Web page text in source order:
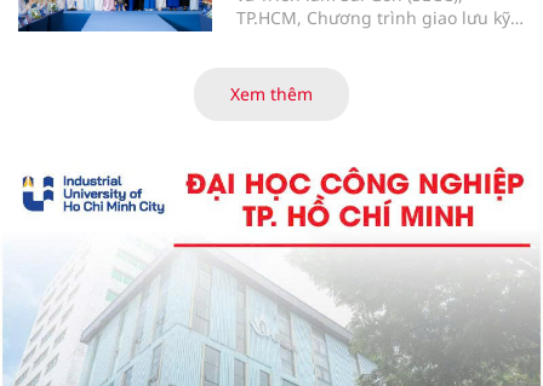
TP.HCM, Chương trình giao lưu kỹ
diễn ra với các hoạt động giao lưu
chuyên môn, trình diễn, đánh giá
Xem thêm